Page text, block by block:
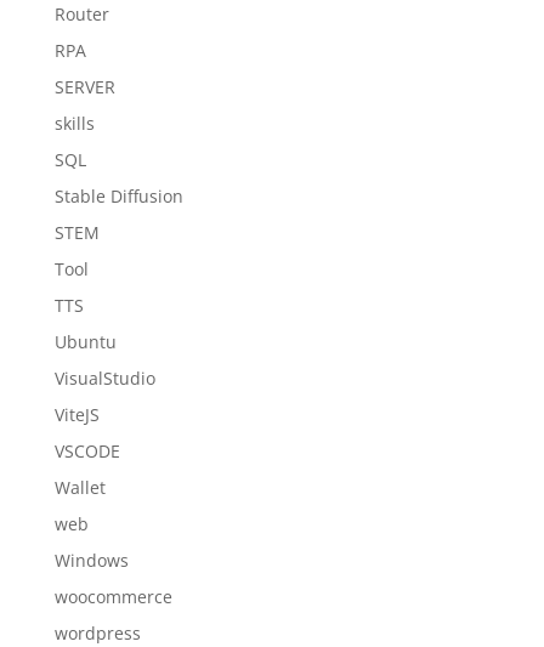
Router
RPA
SERVER
skills
SQL
Stable Diffusion
STEM
Tool
TTS
Ubuntu
VisualStudio
ViteJS
VSCODE
Wallet
web
Windows
woocommerce
wordpress